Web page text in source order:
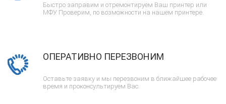
Быстро заправим и отремонтируем Ваш принтер или
МФУ. Проверим, по возможности на нашем принтере.
ОПЕРАТИВНО ПЕРЕЗВОНИМ
Оставьте заявку и мы перезвоним в ближайшее рабочее
время и проконсультируем Вас.